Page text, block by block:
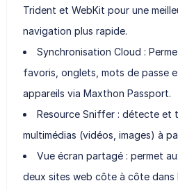
Trident et WebKit pour une
navigation plus rapide.
Synchronisation Cloud :
favoris, onglets, mots de passe
appareils via Maxthon Passport.
Resource Sniffer : détecte et
multimédias (vidéos, images) à
Vue écran partagé : permet
deux sites web côte à côte dans